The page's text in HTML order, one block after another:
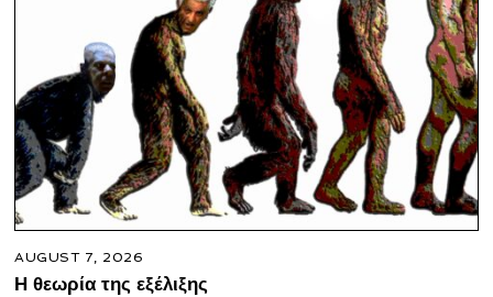
AUGUST 7, 2026
Η θεωρία της εξέλιξης